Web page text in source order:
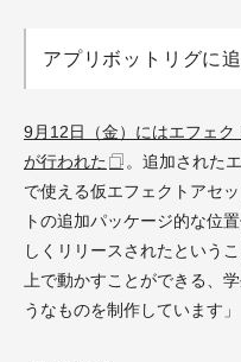
アプリボットリグに
9月12日（金）にはエフェク
が行われた
。追加された
で使える仮エフェクトアセ
トの追加パッケージ的な位
しくリリースされたという
上で動かすことができる、
うなものを制作しています」